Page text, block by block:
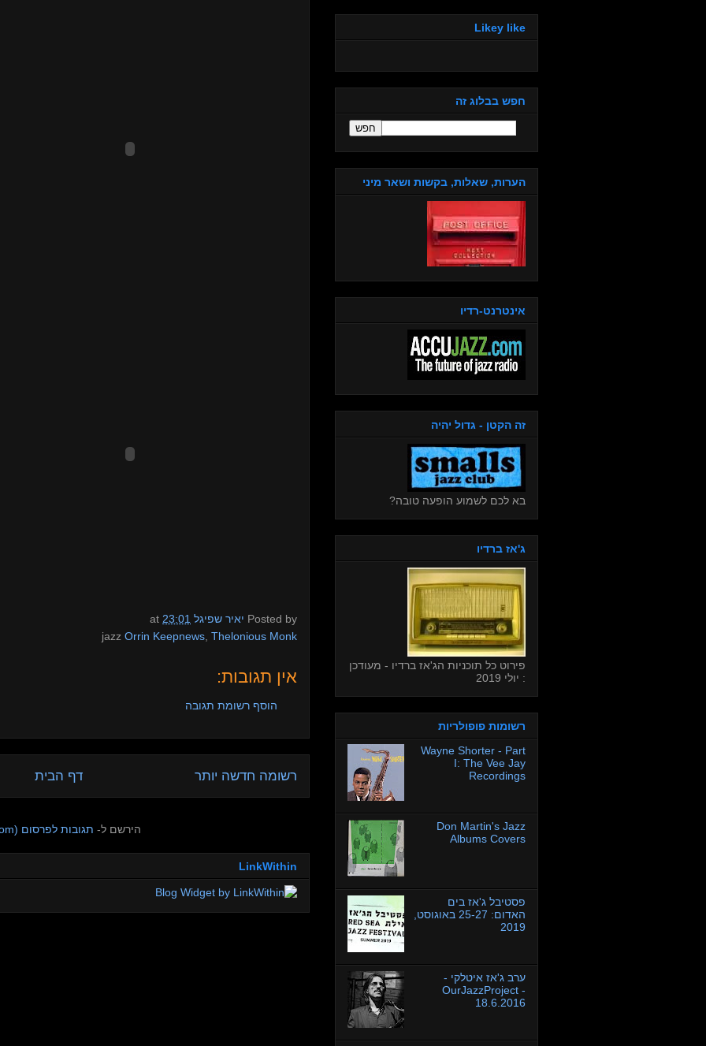
Posted by יאיר שפיגל at 23:01
jazz Orrin Keepnews Thelonious Monk
אין תגובות:
הוסף רשומת תגובה
רשומה חדשה יותר דף הבית
הירשם ל- תגובות לפרסום (Atom)
LinkWithin
Likey like
חפש בבלוג זה
הערות, שאלות, בקשות ושאר מיני
אינטרנט-רדיו
זה הקטן - גדול יהיה
בא לכם לשמוע הופעה טובה?
ג'אז ברדיו
פירוט כל תוכניות הג'אז ברדיו - מעודכן
: יולי 2019
רשומות פופולריות
Wayne Shorter - Part
I: The Vee Jay
Recordings
Don Martin's Jazz
Albums Covers
פסטיבל ג'אז בים
האדום: 25-27 באוגוסט,
2019
ערב ג'אז איטלקי -
OurJazzProject -
18.6.2016